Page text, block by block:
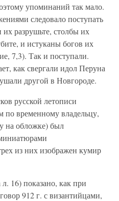
упоминаний так мало.
следовало поступать
разрушьте, столбы их
и истуканы богов их
7,3). Так и поступали.
как свергали идол Перуна
другой в Новгороде.
русской летописи
по временному владельцу,
на обложке) был
из них изображен кумир
16) показано, как при
912 г. с византийцами,